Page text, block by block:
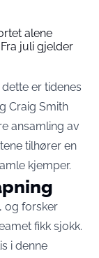
alene
juli gjelder
er tidenes
Craig Smith
ansamling av
tilhører en
kjemper.
og forsker
fikk sjokk.
i denne